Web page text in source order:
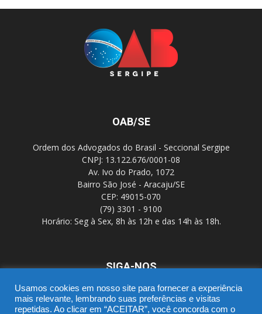
OAB/SE
Ordem dos Advogados do Brasil - Seccional Sergipe
CNPJ: 13.122.676/0001-08
Av. Ivo do Prado, 1072
Bairro São José - Aracaju/SE
CEP: 49015-070
(79) 3301 - 9100
Horário: Seg à Sex, 8h às 12h e das 14h às 18h.
SIGA-NOS
Usamos cookies em nosso site para fornecer a experiência
mais relevante, lembrando suas preferências e visitas
repetidas. Ao clicar em “ACEITAR”, você concorda com o